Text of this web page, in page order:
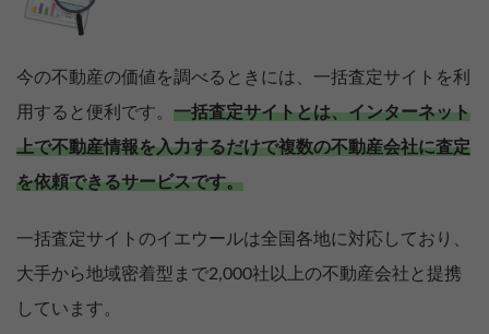
今の不動産の価値を調べるときには、一括査定サイトを利
用すると便利です。 一括査定サイトとは、インターネット
上で不動産情報を入力するだけで複数の不動産会社に査定
を依頼できるサービスです。
一括査定サイトのイエウールは全国各地に対応しており、
大手から地域密着型まで2,000社以上の不動産会社と提携
しています。